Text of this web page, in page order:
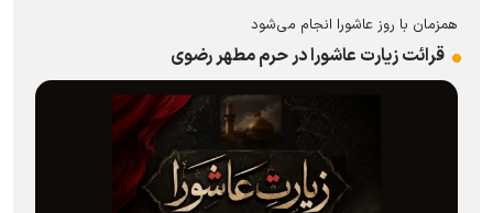
همزمان با روز عاشورا انجام می‌شود
قرائت زیارت عاشورا در حرم مطهر رضوی